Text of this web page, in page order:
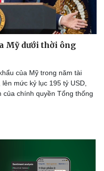
Công nghệ
Sành điệu
Tin Công nghệ
Trải nghiệm
Mỹ dưới thời ông
của Mỹ trong năm tài
mức kỷ lục 195 tỷ USD,
chính quyền Tổng thống